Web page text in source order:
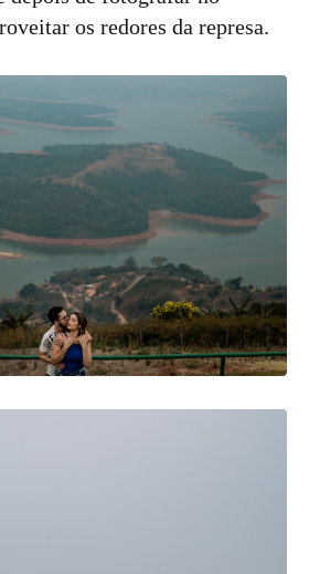
os redores da represa.